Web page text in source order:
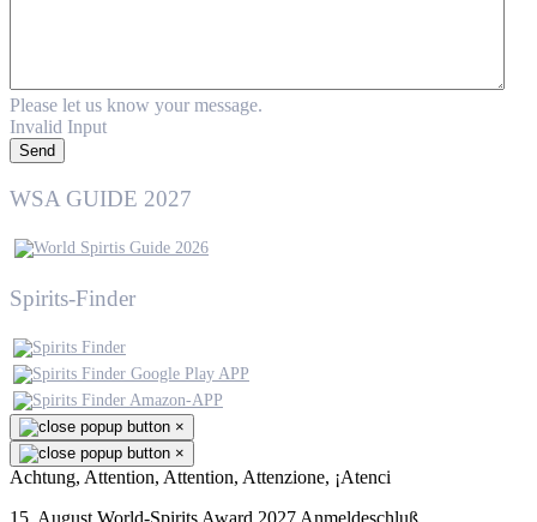
Please let us know your message.
Invalid Input
Send
WSA GUIDE 2027
Spirits-Finder
×
×
Achtung, Attention, Attention, Attenzione, ¡Atenci
15. August World-Spirits Award 2027 Anmeldeschluß